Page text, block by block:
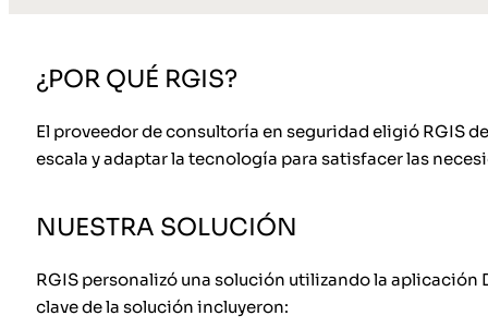
¿POR QUÉ RGIS?
El proveedor de consultoría en seguridad eligió RGIS
escala y adaptar la tecnología para satisfacer las
NUESTRA SOLUCIÓN
RGIS personalizó una solución utilizando la
clave de la solución incluyeron: